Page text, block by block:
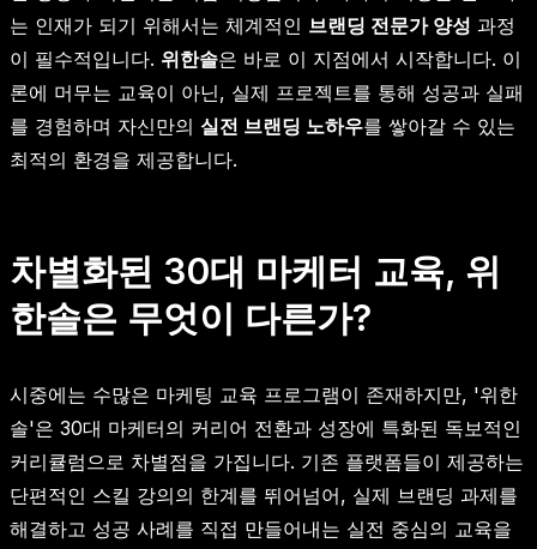
는 인재가 되기 위해서는 체계적인 브랜딩 전문가 양성 과정
이 필수적입니다. 위한솔은 바로 이 지점에서 시작합니다. 이
론에 머무는 교육이 아닌, 실제 프로젝트를 통해 성공과 실패
를 경험하며 자신만의 실전 브랜딩 노하우를 쌓아갈 수 있는
최적의 환경을 제공합니다.
차별화된 30대 마케터 교육, 위
한솔은 무엇이 다른가?
시중에는 수많은 마케팅 교육 프로그램이 존재하지만, '위한
솔'은 30대 마케터의 커리어 전환과 성장에 특화된 독보적인
커리큘럼으로 차별점을 가집니다. 기존 플랫폼들이 제공하는
단편적인 스킬 강의의 한계를 뛰어넘어, 실제 브랜딩 과제를
해결하고 성공 사례를 직접 만들어내는 실전 중심의 교육을